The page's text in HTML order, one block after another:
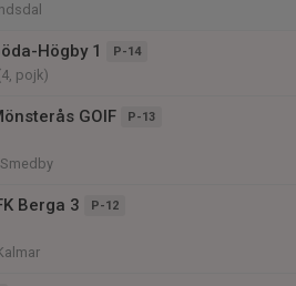
Högby 1 P-14
pojk)
GOIF P-13
Berga 3 P-12